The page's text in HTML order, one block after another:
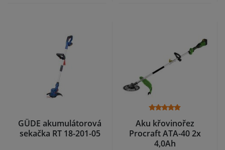
GÜDE akumulátorová
sekačka RT 18-201-05
Aku křovinořez
Procraft ATA-40 2x
4,0Ah